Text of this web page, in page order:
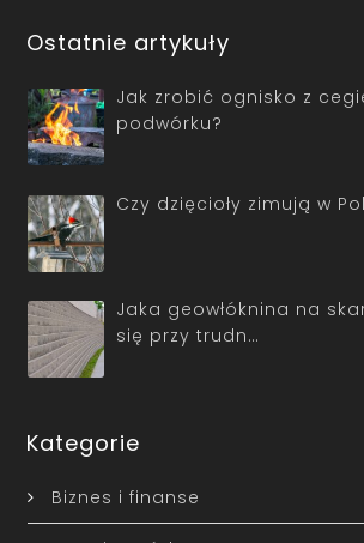
Ostatnie artykuły
Jak zrobić ognisko z
podwórku?
Czy dzięcioły zimują w
Jaka geowłóknina na
się przy trudn…
Kategorie
Biznes i finanse